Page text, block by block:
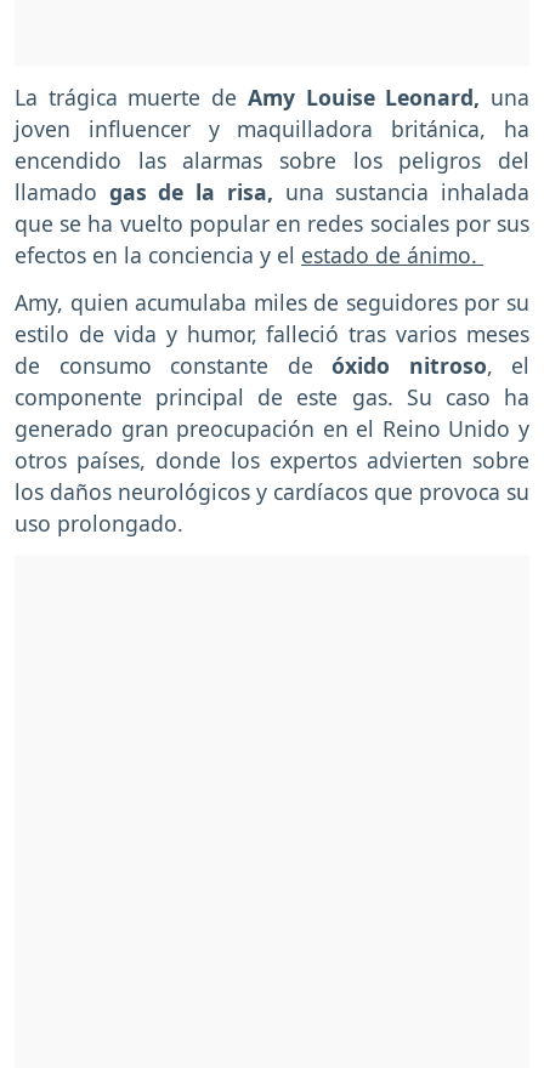
La trágica muerte de Amy Louise Leonard, una
joven influencer y maquilladora británica, ha
encendido las alarmas sobre los peligros del
llamado gas de la risa, una sustancia inhalada
que se ha vuelto popular en redes sociales por sus
efectos en la conciencia y el estado de ánimo.
Amy, quien acumulaba miles de seguidores por su
estilo de vida y humor, falleció tras varios meses
de consumo constante de óxido nitroso, el
componente principal de este gas. Su caso ha
generado gran preocupación en el Reino Unido y
otros países, donde los expertos advierten sobre
los daños neurológicos y cardíacos que provoca su
uso prolongado.